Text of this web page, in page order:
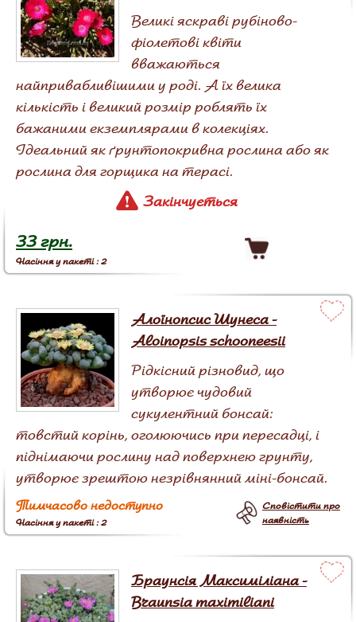
Великі яскраві рубіново-
фіолетові квіти
вважаються
найпривабливішими у роді. А їх велика
кількість і великий розмір роблять їх
бажаними екземплярами в колекціях.
Ідеальний як ґрунтопокривна рослина або як
рослина для горщика на терасі.
Закінчується
33 грн.
Насіння у пакеті : 2
Алоїнопсис Шунеса -
Aloinopsis schooneesii
Рідкісний різновид, що
утворює чудовий
сукулентний бонсай:
товстий корінь, оголюючись при пересадці, і
піднімаючи рослину над поверхнею грунту,
утворює зрештою незрівнянний міні-бонсай.
Тимчасово недоступно
Насіння у пакеті : 2
Сповістити про
наявність
Браунсія Максиміліана -
Braunsia maximiliani